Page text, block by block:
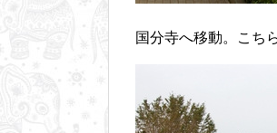
国分寺へ移動。こち